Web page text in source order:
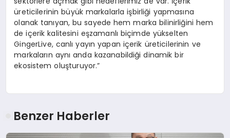
üreticilerinin büyük markalarla işbirliği yapmasına
olanak tanıyan, bu sayede hem marka bilinirliğini hem
de içerik kalitesini eşzamanlı biçimde yükselten
GingerLive, canlı yayın yapan içerik üreticilerinin ve
markaların aynı anda kazanabildiği dinamik bir
ekosistem oluşturuyor.”
Benzer Haberler